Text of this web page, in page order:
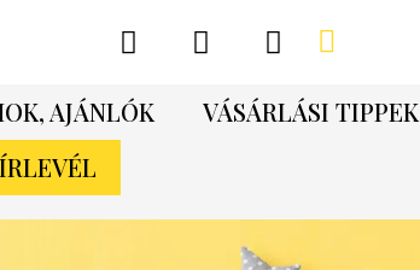
AJÁNLÓK VÁSÁRLÁSI TIPPEK